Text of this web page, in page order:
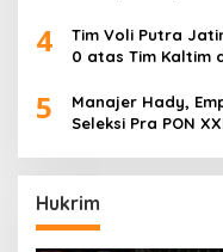
4
Tim Voli Putra
0 atas Tim Kaltim
5
Manajer Hady,
Seleksi Pra PON
Hukrim